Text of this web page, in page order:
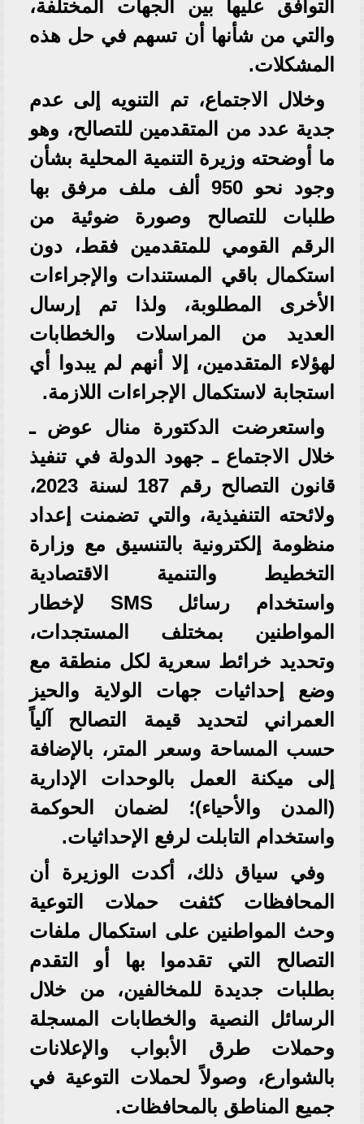
التوافق عليها بين الجهات المختلفة،
والتي من شأنها أن تسهم في حل هذه
المشكلات.
وخلال الاجتماع، تم التنويه إلى عدم
جدية عدد من المتقدمين للتصالح، وهو
ما أوضحته وزيرة التنمية المحلية بشأن
وجود نحو 950 ألف ملف مرفق بها
طلبات للتصالح وصورة ضوئية من
الرقم القومي للمتقدمين فقط، دون
استكمال باقي المستندات والإجراءات
الأخرى المطلوبة، ولذا تم إرسال
العديد من المراسلات والخطابات
لهؤلاء المتقدمين، إلا أنهم لم يبدوا أي
استجابة لاستكمال الإجراءات اللازمة.
واستعرضت الدكتورة منال عوض ـ
خلال الاجتماع ـ جهود الدولة في تنفيذ
قانون التصالح رقم 187 لسنة 2023،
ولائحته التنفيذية، والتي تضمنت إعداد
منظومة إلكترونية بالتنسيق مع وزارة
التخطيط والتنمية الاقتصادية
واستخدام رسائل SMS لإخطار
المواطنين بمختلف المستجدات،
وتحديد خرائط سعرية لكل منطقة مع
وضع إحداثيات جهات الولاية والحيز
العمراني لتحديد قيمة التصالح آلياً
حسب المساحة وسعر المتر، بالإضافة
إلى ميكنة العمل بالوحدات الإدارية
(المدن والأحياء)؛ لضمان الحوكمة
واستخدام التابلت لرفع الإحداثيات.
وفي سياق ذلك، أكدت الوزيرة أن
المحافظات كثفت حملات التوعية
وحث المواطنين على استكمال ملفات
التصالح التي تقدموا بها أو التقدم
بطلبات جديدة للمخالفين، من خلال
الرسائل النصية والخطابات المسجلة
وحملات طرق الأبواب والإعلانات
بالشوارع، وصولاً لحملات التوعية في
جميع المناطق بالمحافظات.